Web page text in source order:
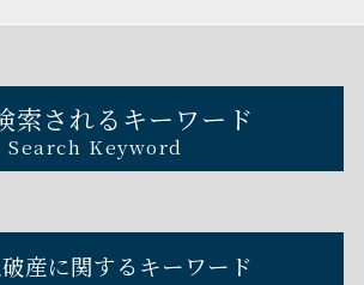
索されるキーワード
Search Keyword
産に関するキーワード